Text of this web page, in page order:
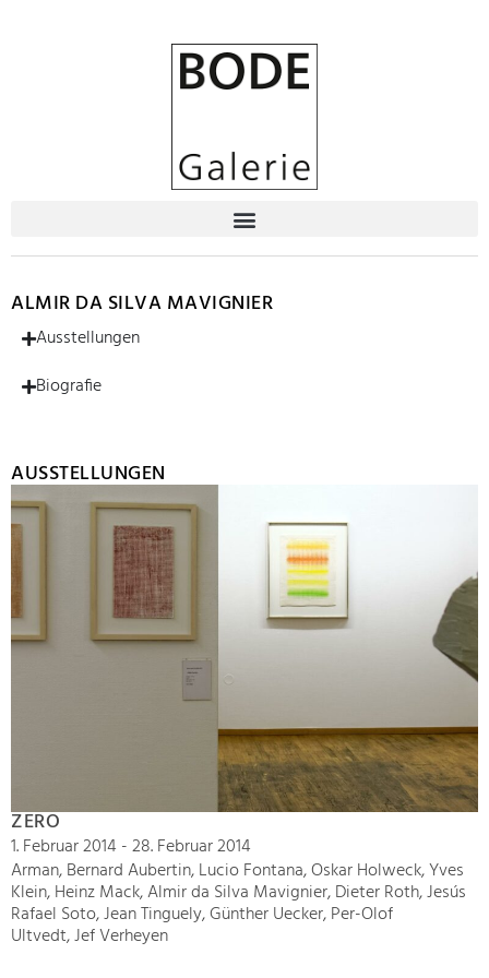
ALMIR DA SILVA MAVIGNIER
Ausstellungen
Biografie
AUSSTELLUNGEN
ZERO
1. Februar 2014 - 28. Februar 2014
Arman, Bernard Aubertin, Lucio Fontana, Oskar Holweck, Yves
Klein, Heinz Mack, Almir da Silva Mavignier, Dieter Roth, Jesús
Rafael Soto, Jean Tinguely, Günther Uecker, Per-Olof
Ultvedt, Jef Verheyen